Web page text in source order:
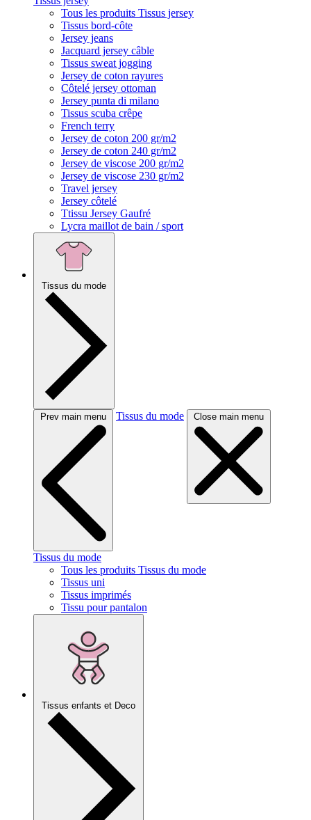
Tous les produits Tissus jersey
Tissus bord-côte
Jersey jeans
Jacquard jersey câble
Tissus sweat jogging
Jersey de coton rayures
Côtelé jersey ottoman
Jersey punta di milano
Tissus scuba crêpe
French terry
Jersey de coton 200 gr/m2
Jersey de coton 240 gr/m2
Jersey de viscose 200 gr/m2
Jersey de viscose 230 gr/m2
Travel jersey
Jersey côtelé
Ttissu Jersey Gaufré
Lycra maillot de bain / sport
Tissus du mode
Prev main menu Tissus du mode Close main menu
Tissus du mode
Tous les produits Tissus du mode
Tissus uni
Tissus imprimés
Tissu pour pantalon
Tissus enfants et Deco